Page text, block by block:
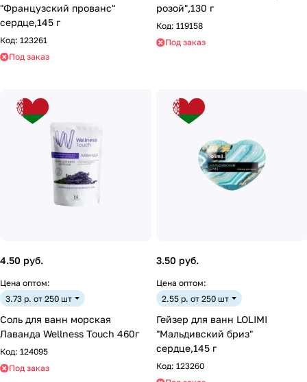
"Французский прованс"
сердце,145 г
Код: 123261
Под заказ
розой",130 г
Код: 119158
Под заказ
4.50 руб.
Цена оптом:
3.73 р. от 250 шт
Соль для ванн морская
Лаванда Wellness Touch 460г
Код: 124095
Под заказ
3.50 руб.
Цена оптом:
2.55 р. от 250 шт
Гейзер для ванн LOLIMI
"Мальдивский бриз"
сердце,145 г
Код: 123260